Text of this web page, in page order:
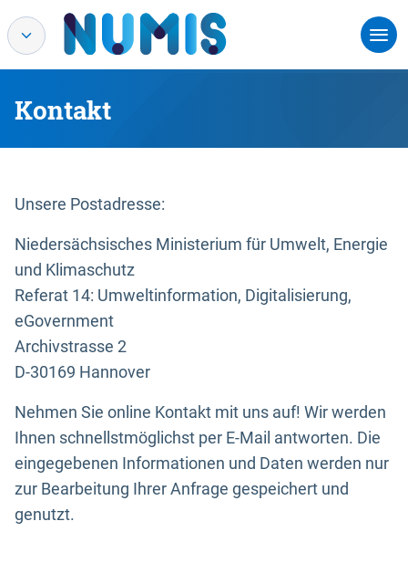
Kontakt
Unsere Postadresse:
Niedersächsisches Ministerium für Umwelt, Energie
und Klimaschutz
Referat 14: Umweltinformation, Digitalisierung,
eGovernment
Archivstrasse 2
D-30169 Hannover
Nehmen Sie online Kontakt mit uns auf! Wir werden
Ihnen schnellstmöglichst per E-Mail antworten. Die
eingegebenen Informationen und Daten werden nur
zur Bearbeitung Ihrer Anfrage gespeichert und
genutzt.